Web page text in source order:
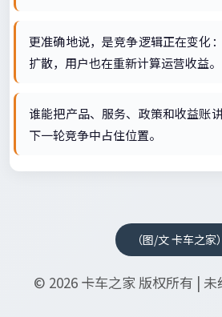
更准确地说，是竞争逻辑正在变化
扩散，用户也在重新计算运营收益。
谁能把产品、服务、政策和收益账
下一轮竞争中占住位置。
（图/文 卡车之家）
© 2026 卡车之家 版权所有 |